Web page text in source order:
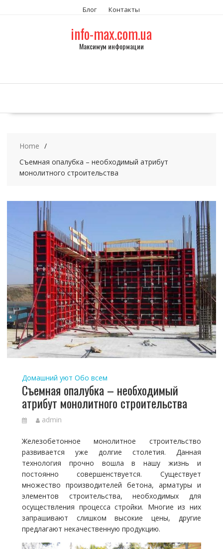
o
e
Блог Контакты
info-max.com.ua
Максимум информации
Home
Съемная опалубка – необходимый атрибут
монолитного строительства
Домашний уют Обо всем
Съемная опалубка – необходимый
атрибут монолитного строительства
admin
Железобетонное монолитное строительство
развивается уже долгие столетия. Данная
технология прочно вошла в нашу жизнь и
постоянно совершенствуется. Существует
множество производителей бетона, арматуры и
элементов строительства, необходимых для
осуществления процесса стройки. Многие из них
запрашивают слишком высокие цены, другие
предлагают некачественную продукцию.